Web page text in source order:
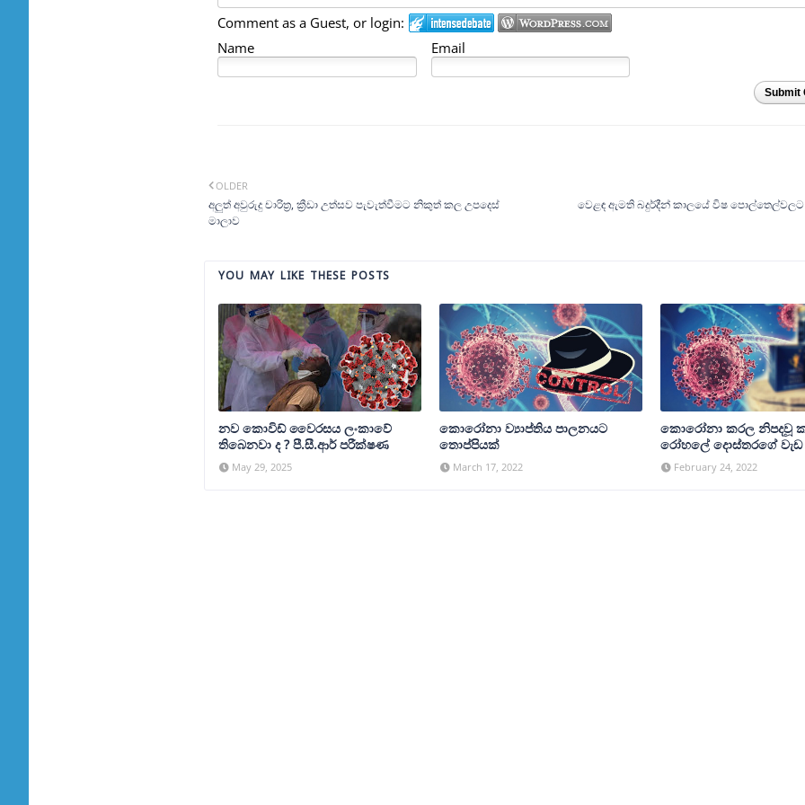
Comment as a Guest, or login:
Name
Email
Submit
වෙළඳ ඇමති බදුර්දීන් කාලයේ විෂ පොල්තෙල්වලට
OLDER
අලුත් අවුරුදු චාරිත්‍ර, ක්‍රීඩා උත්සව පැවැත්වීමට නිකුත් කල උපදෙස්
මාලාව
YOU MAY LIKE THESE POSTS
නව කොවිඩ් වෛරසය ලංකාවේ
තිබෙනවා ද ? පී.සී.ආර් පරීක්ෂණ
May 29, 2025
කොරෝනා ව්‍යාප්තිය පාලනයට
තොප්පියක්
March 17, 2022
කොරෝනා කරල නිපදවූ
රෝහලේ දොස්තරගේ
February 24, 2022